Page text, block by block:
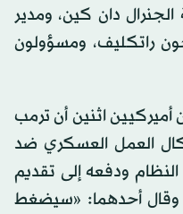
دان كين، ومدير
راتكليف، ومسؤولون
اثنين أن ترمب
العمل العسكري ضد
ودفعه إلى تقديم
وقال أحدهما: «سيضغط